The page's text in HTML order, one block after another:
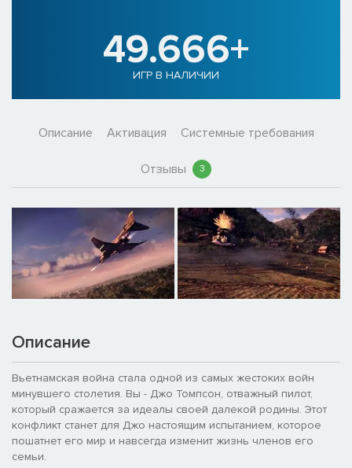
49.666+
ИГР В НАЛИЧИИ
Описание Активация Системные требования
Отзывы 3
Описание
Вьетнамская война стала одной из самых жестоких войн
минувшего столетия. Вы - Джо Томпсон, отважный пилот,
который сражается за идеалы своей далекой родины. Этот
конфликт станет для Джо настоящим испытанием, которое
пошатнет его мир и навсегда изменит жизнь членов его
семьи.